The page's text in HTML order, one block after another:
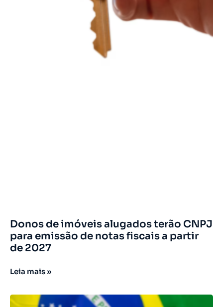
Donos de imóveis alugados terão CNPJ
para emissão de notas fiscais a partir
de 2027
Leia mais »